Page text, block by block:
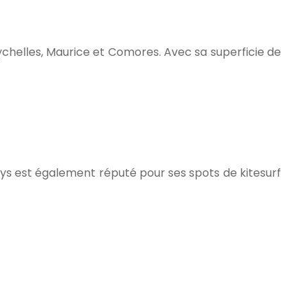
Maurice et Comores. Avec sa superficie de
est également réputé pour ses spots de kitesurf